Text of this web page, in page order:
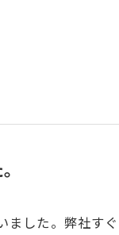
した。弊社す